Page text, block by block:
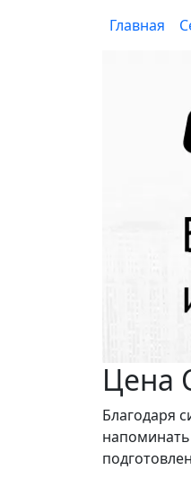
Главная
Цена
Благодаря